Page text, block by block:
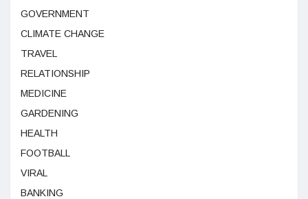
GOVERNMENT
CLIMATE CHANGE
TRAVEL
RELATIONSHIP
MEDICINE
GARDENING
HEALTH
FOOTBALL
VIRAL
BANKING